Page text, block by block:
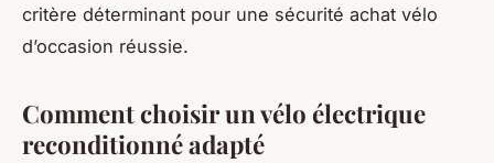
critère déterminant pour une sécurité achat vélo
d’occasion réussie.
Comment choisir un vélo électrique
reconditionné adapté